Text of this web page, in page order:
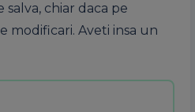
chiar daca pe
modificari. Aveti insa un